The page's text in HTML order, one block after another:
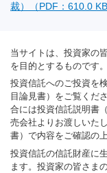
裁）（PDF：610.0 KB
当サイトは、投資家の
を目的とするものです。
投資信託へのご投資を
目論見書）をご覧くだ
合には投資信託説明書
売会社よりお渡しいた
書）で内容をご確認の
投資信託の信託財産に
ます。投資家の皆さま